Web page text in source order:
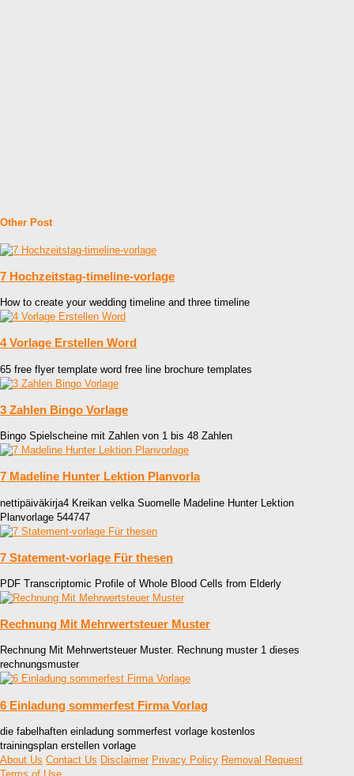
Other Post
7 Hochzeitstag-timeline-vorlage
How to create your wedding timeline and three timeline
4 Vorlage Erstellen Word
65 free flyer template word free line brochure templates
3 Zahlen Bingo Vorlage
Bingo Spielscheine mit Zahlen von 1 bis 48 Zahlen
7 Madeline Hunter Lektion Planvorla
nettipäiväkirja4 Kreikan velka Suomelle Madeline Hunter Lektion
Planvorlage 544747
7 Statement-vorlage Für thesen
PDF Transcriptomic Profile of Whole Blood Cells from Elderly
Rechnung Mit Mehrwertsteuer Muster
Rechnung Mit Mehrwertsteuer Muster. Rechnung muster 1 dieses
rechnungsmuster
6 Einladung sommerfest Firma Vorlag
die fabelhaften einladung sommerfest vorlage kostenlos
trainingsplan erstellen vorlage
About Us Contact Us Disclaimer Privacy Policy Removal Request